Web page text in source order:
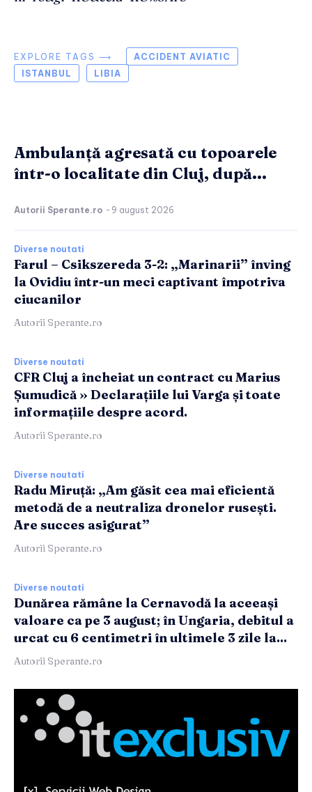
EXPLORE TAGS ⟶
ACCIDENT AVIATIC
ISTANBUL
LIBIA
Ambulanță agresată cu topoarele
într-o localitate din Cluj, după...
Autorii Sperante.ro - 9 august 2026
Diverse noutati
Farul – Csikszereda 3-2: „Marinarii” înving
la Ovidiu într-un meci captivant împotriva
ciucanilor
Autorii Sperante.ro
Diverse noutati
CFR Cluj a încheiat un contract cu Marius
Șumudică » Declarațiile lui Varga și toate
informațiile despre acord.
Autorii Sperante.ro
Diverse noutati
Radu Miruță: „Am găsit cea mai eficientă
metodă de a neutraliza dronelor rusești.
Are succes asigurat”
Autorii Sperante.ro
Diverse noutati
Dunărea rămâne la Cernavodă la aceeași
valoare ca pe 3 august; în Ungaria, debitul a
urcat cu 6 centimetri în ultimele 3 zile la...
Autorii Sperante.ro